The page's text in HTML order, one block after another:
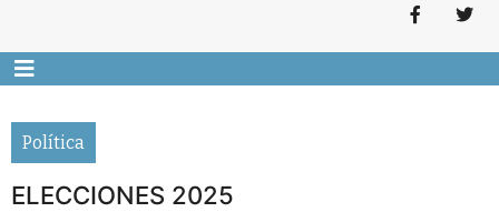
Política
ELECCIONES 2025